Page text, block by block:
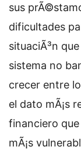
sus
dificultades
situaciÃ³n
sistema no
crecer entre
el dato mÃ¡s
financiero
mÃ¡s